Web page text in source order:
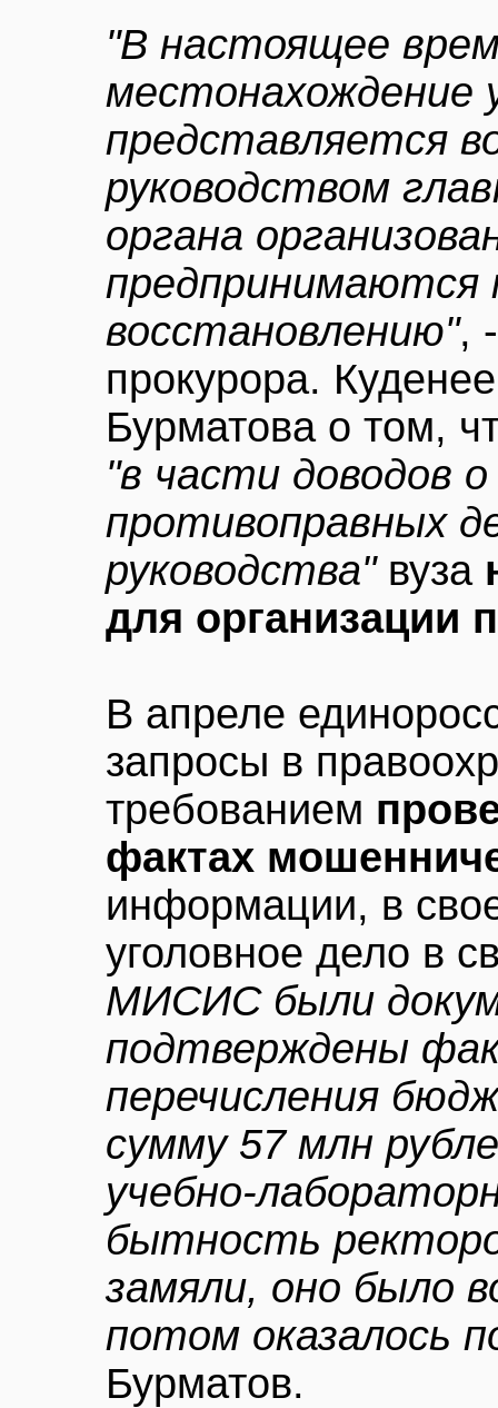
"В настоящее
местонахождение
представляется
руководством
органа
предпринимаются
восстановлению",
прокурора.
Бурматова о том,
"в части доводов
противоправных
руководства"вуза
для организации
В апреле
запросы в
требованием
фактах
информации, в
уголовное дело в
МИСИС были
подтверждены
перечисления
сумму 57 млн
учебно-
бытность
замяли, оно было
потом оказалось
Бурматов.